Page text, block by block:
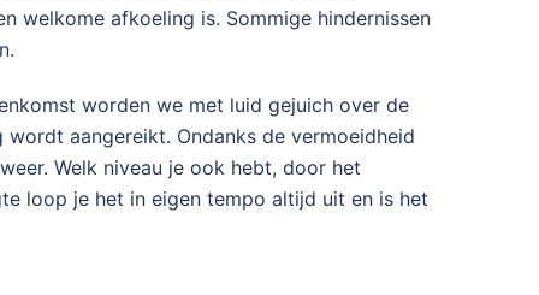
welkome afkoeling is. Sommige hindernissen
worden we met luid gejuich over de
aangereikt. Ondanks de vermoeidheid
Welk niveau je ook hebt, door het
loop je het in eigen tempo altijd uit en is het